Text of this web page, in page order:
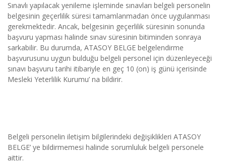
Sınavlı yapılacak yenileme işleminde sınavları belgeli personelin
belgesinin geçerlilik süresi tamamlanmadan önce uygulanması
gerekmektedir. Ancak, belgesinin geçerlilik süresinin sonunda
başvuru yapması halinde sınav süresinin bitiminden sonraya
sarkabilir. Bu durumda, ATASOY BELGE belgelendirme
başvurusunu uygun bulduğu belgeli personel için düzenleyeceği
sınavı başvuru tarihi itibariyle en geç 10 (on) iş günü içerisinde
Mesleki Yeterlilik Kurumu’ na bildirir.
Belgeli personelin iletişim bilgilerindeki değişiklikleri ATASOY
BELGE’ ye bildirmemesi halinde sorumluluk belgeli personele
aittir.